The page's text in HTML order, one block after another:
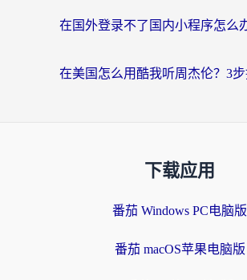
下载应用
番茄 Windows PC电脑版
番茄 macOS苹果电脑版